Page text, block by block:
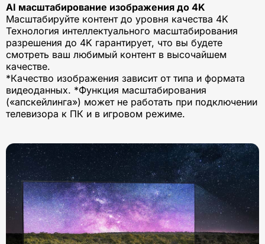
AI масштабирование изображения до 4K
Масштабируйте контент до уровня качества 4K
Технология интеллектуального масштабирования
разрешения до 4K гарантирует, что вы будете
смотреть ваш любимый контент в высочайшем
качестве.
*Качество изображения зависит от типа и формата
видеоданных. *Функция масштабирования
(«апскейлинга») может не работать при подключении
телевизора к ПК и в игровом режиме.